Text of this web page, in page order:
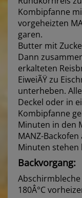
Kombipfanne
vorgeheizten
garen.
Butter mit
Dann
erkalteten
EiweiÃŸ zu
unterheben.
Deckel oder in
Kombipfanne
Minuten in den
MANZ-
Minuten stehen
Backvorgang:
180Â°C